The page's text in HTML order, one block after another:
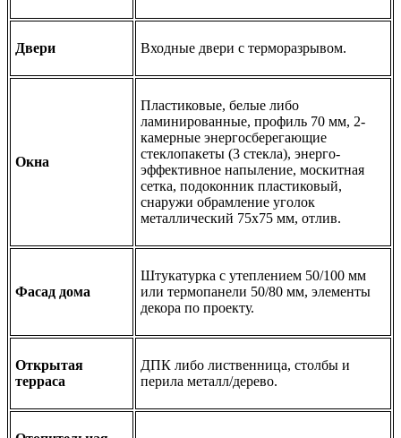
Двери Входные двери с терморазрывом.
Окна
Пластиковые, белые либо
ламинированные, профиль 70 мм, 2-
камерные энергосберегающие
стеклопакеты (3 стекла), энерго-
эффективное напыление, москитная
сетка, подоконник пластиковый,
снаружи обрамление уголок
металлический 75х75 мм, отлив.
Фасад дома
Штукатурка с утеплением 50/100 мм
или термопанели 50/80 мм, элементы
декора по проекту.
Открытая
терраса
ДПК либо лиственница, столбы и
перила металл/дерево.